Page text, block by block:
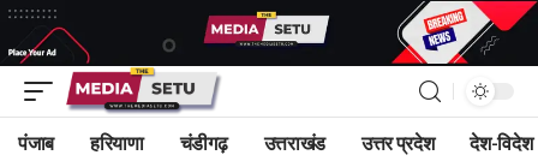
पंजाब हरियाणा चंडीगढ़ उत्तराखंड उत्तर प्रदेश देश-विदेश